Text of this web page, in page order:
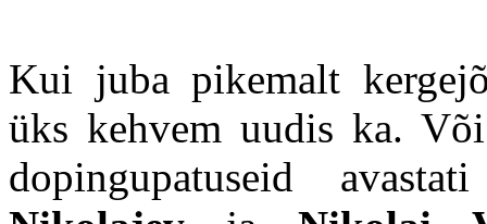
Kui juba pikemalt
üks kehvem uudis ka.
dopingupatuseid